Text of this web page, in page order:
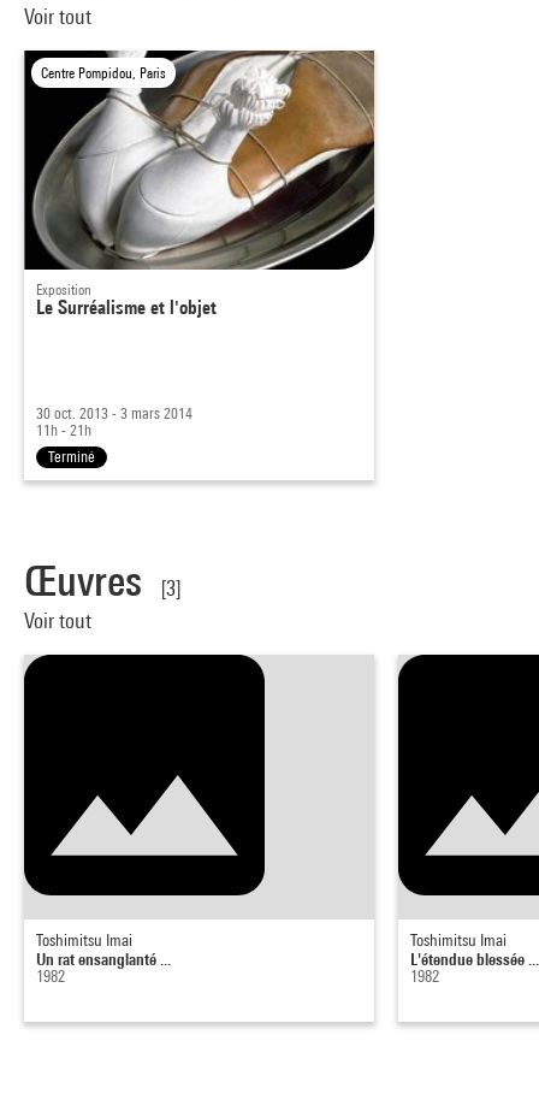
Voir tout
Centre Pompidou, Paris
Exposition
Le Surréalisme et l'objet
30 oct. 2013 - 3 mars 2014
11h - 21h
Terminé
Œuvres
[3]
Voir tout
Toshimitsu Imai
Un rat ensanglanté ...
1982
Toshimitsu Imai
L'étendue blessée ...
1982